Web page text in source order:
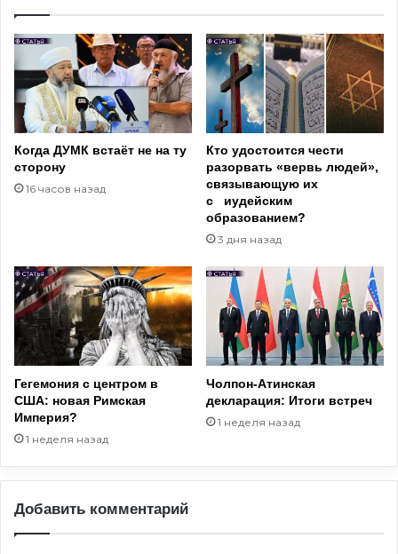
Когда ДУМК встаёт не на ту
сторону
16 часов назад
Кто удостоится чести
разорвать «вервь людей»,
связывающую их
с иудейским
образованием?
3 дня назад
Гегемония с центром в
США: новая Римская
Империя?
1 неделя назад
Чолпон-Атинская
декларация: Итоги встреч
1 неделя назад
Добавить комментарий